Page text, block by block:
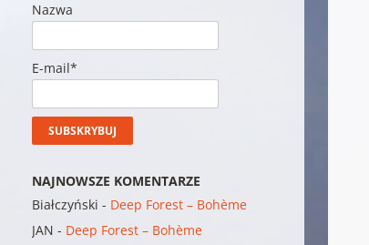
Nazwa
E-mail*
NAJNOWSZE KOMENTARZE
Białczyński - Deep Forest – Bohème
JAN - Deep Forest – Bohème